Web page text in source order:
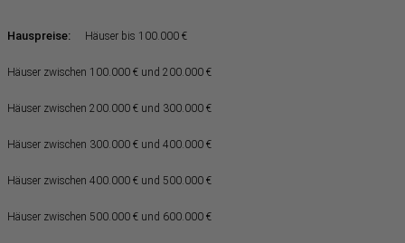
Hauspreise: Häuser bis 100.000 €
Häuser zwischen 100.000 € und 200.000 €
Häuser zwischen 200.000 € und 300.000 €
Häuser zwischen 300.000 € und 400.000 €
Häuser zwischen 400.000 € und 500.000 €
Häuser zwischen 500.000 € und 600.000 €